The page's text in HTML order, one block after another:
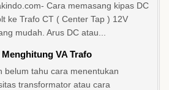
Cara memasang kipas DC
ke Trafo CT ( Center Tap ) 12V
mudah. Arus DC atau...
Menghitung VA Trafo
belum tahu cara menentukan
transformator atau cara